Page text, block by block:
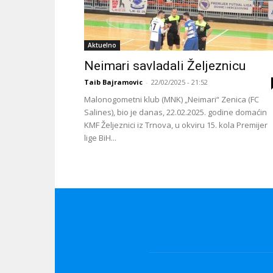
Aktuelno
Neimari savladali Željeznicu
Taib Bajramovic - 22/02/2025 - 21:52
Malonogometni klub (MNK) „Neimari“ Zenica (FC
Salines), bio je danas, 22.02.2025. godine domaćin
KMF Željeznici iz Trnova, u okviru 15. kola Premijer
lige BiH...